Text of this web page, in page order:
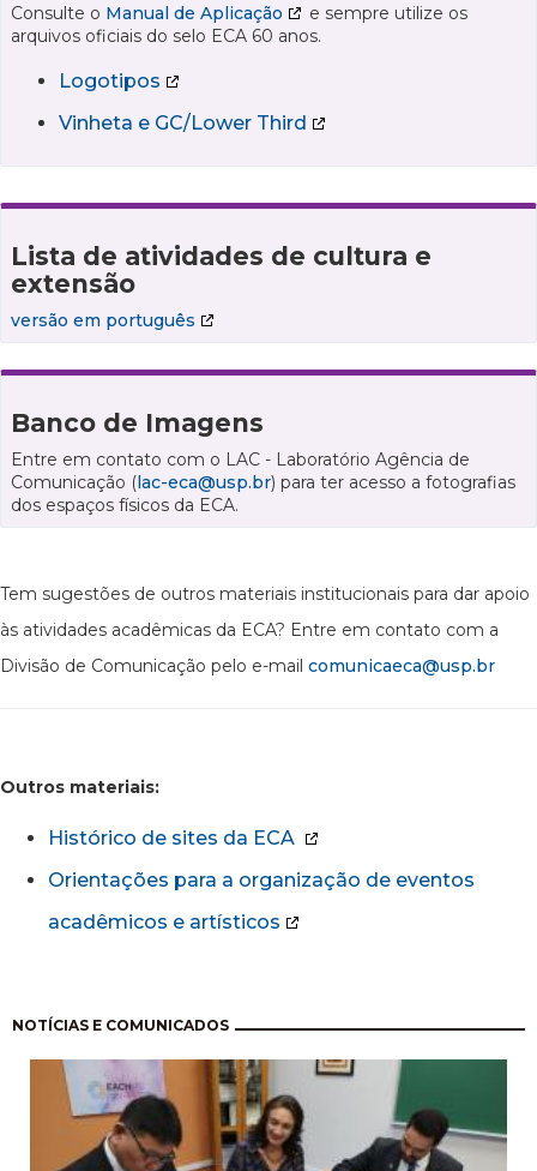
Consulte o Manual de Aplicação
e sempre utilize os
arquivos oficiais do selo ECA 60 anos.
Logotipos
Vinheta e GC/Lower Third
Lista de atividades de cultura e
extensão
versão em português
Banco de Imagens
Entre em contato com o LAC - Laboratório Agência de
Comunicação (lac-eca@usp.br) para ter acesso a fotografias
dos espaços físicos da ECA.
Tem sugestões de outros materiais institucionais para dar apoio
às atividades acadêmicas da ECA? Entre em contato com a
Divisão de Comunicação pelo e-mail comunicaeca@usp.br
Outros materiais:
Histórico de sites da ECA
Orientações para a organização de eventos
acadêmicos e artísticos
NOTÍCIAS E COMUNICADOS
Paginación